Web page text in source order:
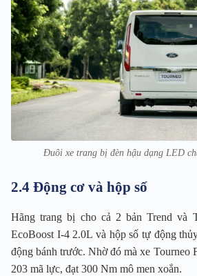
Đuôi xe trang bị đèn hậu dạng LED
2.4 Động cơ và hộp số
Hãng trang bị cho cả 2 bản Trend và
EcoBoost I-4 2.0L và hộp số tự động
động bánh trước. Nhờ đó mà xe Tourneo
203 mã lực, đạt 300 Nm mô men xoắn.